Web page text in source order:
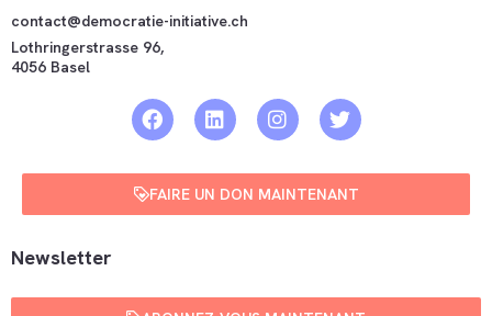
contact@democratie-initiative.ch
Lothringerstrasse 96,
4056 Basel
FAIRE UN DON MAINTENANT
Newsletter